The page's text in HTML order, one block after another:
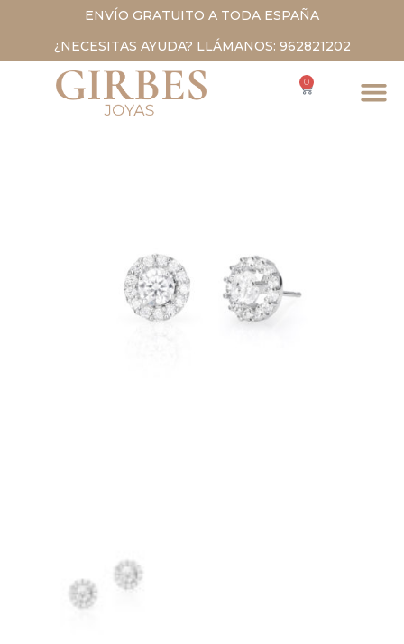
ENVÍO GRATUITO A TODA ESPAÑA
¿NECESITAS AYUDA? LLÁMANOS: 962821202
0